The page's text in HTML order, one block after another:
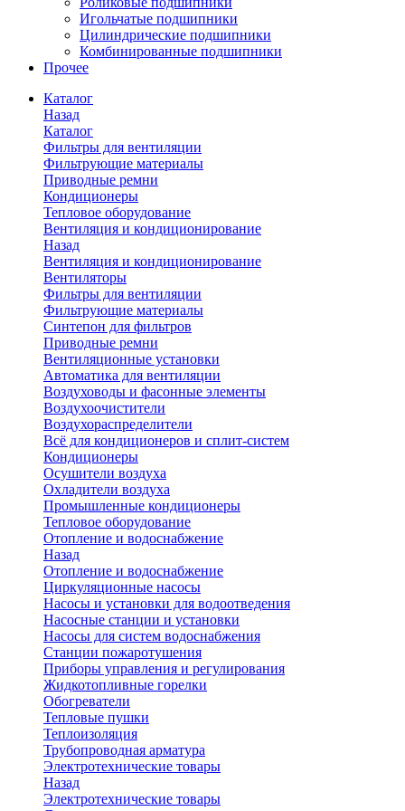
Игольчатые подшипники
Цилиндрические подшипники
Комбинированные подшипники
Прочее
Каталог
Назад
Каталог
Фильтры для вентиляции
Фильтрующие материалы
Приводные ремни
Кондиционеры
Тепловое оборудование
Вентиляция и кондиционирование
Назад
Вентиляция и кондиционирование
Вентиляторы
Фильтры для вентиляции
Фильтрующие материалы
Синтепон для фильтров
Приводные ремни
Вентиляционные установки
Автоматика для вентиляции
Воздуховоды и фасонные элементы
Воздухоочистители
Воздухораспределители
Всё для кондиционеров и сплит-систем
Кондиционеры
Осушители воздуха
Охладители воздуха
Промышленные кондиционеры
Тепловое оборудование
Отопление и водоснабжение
Назад
Отопление и водоснабжение
Циркуляционные насосы
Насосы и установки для водоотведения
Насосные станции и установки
Насосы для систем водоснабжения
Станции пожаротушения
Приборы управления и регулирования
Жидкотопливные горелки
Обогреватели
Тепловые пушки
Теплоизоляция
Трубопроводная арматура
Электротехнические товары
Назад
Электротехнические товары